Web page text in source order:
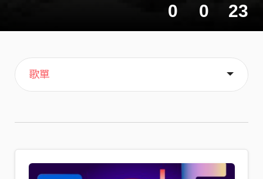
0 0 23
主頁
歌單
喜歡
關於